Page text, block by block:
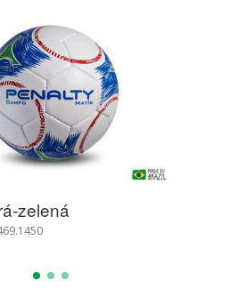
bílá-oranžová-modrá